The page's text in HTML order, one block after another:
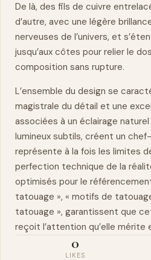
De là, des fils de cuivre
d’autre, avec une légère
nerveuses de l’univers, et
jusqu’aux côtes pour relier le
composition sans rupture.
L’ensemble du design se
magistrale du détail et une
associées à un éclairage
lumineux subtils, créent un
représente à la fois les limites
perfection technique de la
optimisés pour le
tatouage », « motifs de
tatouage », garantissent que
reçoit l’attention qu’elle mérite
0
LIKES